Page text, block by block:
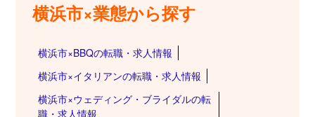
横浜市×業態から探す
横浜市×BBQの転職・求人情報
横浜市×イタリアンの転職・求人情報
横浜市×ウェディング・ブライダルの転
職・求人情報